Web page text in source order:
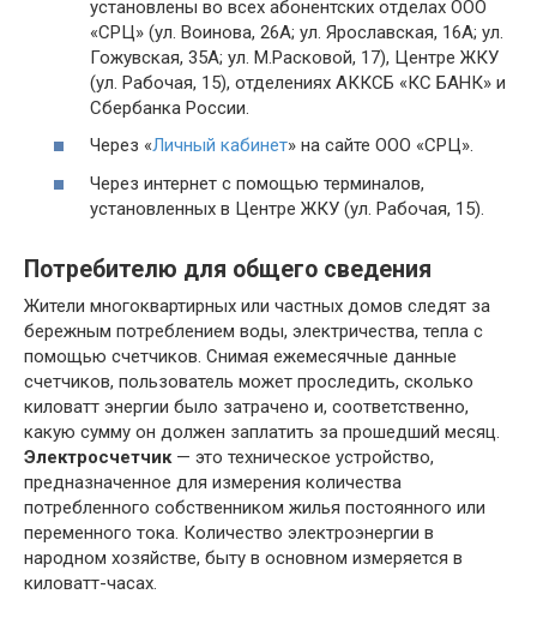
установлены во всех абонентских отделах ООО
«СРЦ» (ул. Воинова, 26А; ул. Ярославская, 16А; ул.
Гожувская, 35А; ул. М.Расковой, 17), Центре ЖКУ
(ул. Рабочая, 15), отделениях АККСБ «КС БАНК» и
Сбербанка России.
Через «Личный кабинет» на сайте ООО «СРЦ».
Через интернет с помощью терминалов,
установленных в Центре ЖКУ (ул. Рабочая, 15).
Потребителю для общего сведения
Жители многоквартирных или частных домов следят за
бережным потреблением воды, электричества, тепла с
помощью счетчиков. Снимая ежемесячные данные
счетчиков, пользователь может проследить, сколько
киловатт энергии было затрачено и, соответственно,
какую сумму он должен заплатить за прошедший месяц.
Электросчетчик — это техническое устройство,
предназначенное для измерения количества
потребленного собственником жилья постоянного или
переменного тока. Количество электроэнергии в
народном хозяйстве, быту в основном измеряется в
киловатт-часах.